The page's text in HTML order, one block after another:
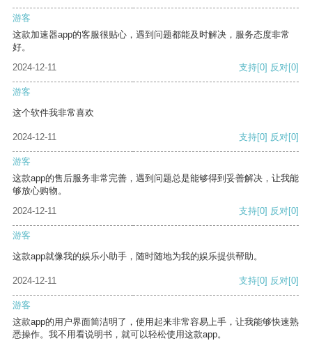
游客
这款加速器app的客服很贴心，遇到问题都能及时解决，服务态度非常
好。
2024-12-11
支持[0] 反对[0]
游客
这个软件我非常喜欢
2024-12-11 支持[0] 反对[0]
游客
这款app的售后服务非常完善，遇到问题总是能够得到妥善解决，让我能
够放心购物。
2024-12-11
支持[0] 反对[0]
游客
这款app就像我的娱乐小助手，随时随地为我的娱乐提供帮助。
2024-12-11 支持[0] 反对[0]
游客
这款app的用户界面简洁明了，使用起来非常容易上手，让我能够快速熟
悉操作。我不用看说明书，就可以轻松使用这款app。